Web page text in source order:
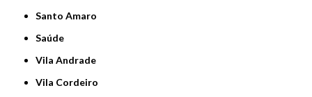
Santo Amaro
Saúde
Vila Andrade
Vila Cordeiro